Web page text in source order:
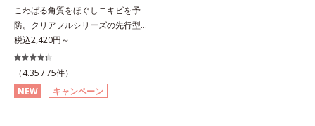
の生成を抑え、シミ・ソバカスを防
ぐ。ニキビ・肌荒れを防ぐ。保湿ケ
アのこと。*3 L-アスコルビン酸 2-
グルコシド、リン酸L-アスコルビン
酸Mg、3-0-エチルアスコルビン酸
こわばる角質をほぐしニキビを予
防。クリアフルシリーズの先行型美
容液。くり返しニキビの根本原因と
毛穴の両方にアプローチする、薬用
ニキビスキンケア「クリアフルシリ
ーズ」の先行型美容液です。こわば
った角質をやわらかくほぐし、毛穴
税込2,420円～
（4.35 /75件）
NEW
キャンペーン